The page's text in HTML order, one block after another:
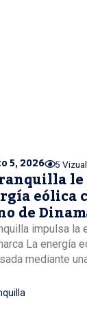
5, 2026 5
le
eólica
de
impulsa la
La energía
mediante